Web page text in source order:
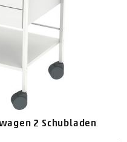
2 Schubladen